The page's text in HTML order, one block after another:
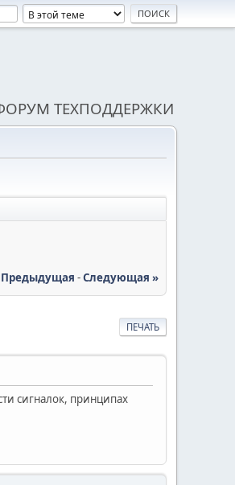
ФОРУМ ТЕХПОДДЕРЖКИ
Предыдущая -Следующая »
ПЕЧАТЬ
сигналок, принципах